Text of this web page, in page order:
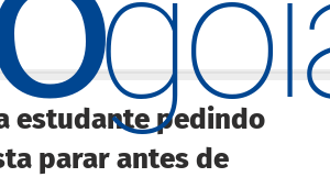
estudante pedindo
parar antes de